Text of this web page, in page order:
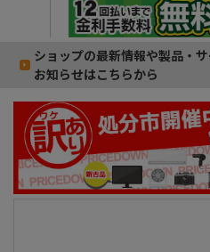
ショップの最新情報や製品・
お知らせはこちらから